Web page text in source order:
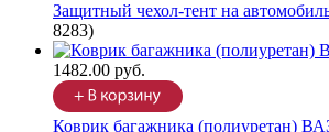
Защитный чехол-тент на
8283)
1482.00 руб.
Коврик багажника (полиуретан)